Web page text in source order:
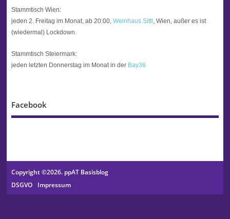
Stammtisch Wien:
jeden 2. Freitag im Monat, ab 20:00, Weinhaus Sittl , Wien, außer es ist
(wiedermal) Lockdown.
Stammtisch Steiermark:
jeden letzten Donnerstag im Monat in der Bay36
Facebook
Copyright ©2026. ppAT Basisblog
DSGVO
Impressum